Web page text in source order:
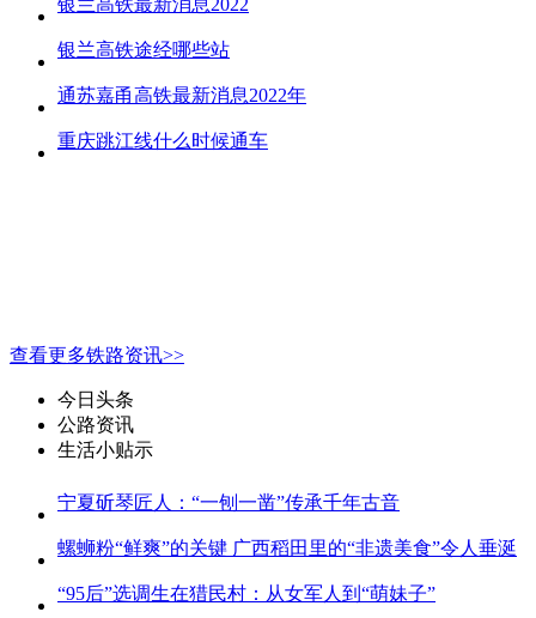
银兰高铁最新消息2022
银兰高铁途经哪些站
通苏嘉甬高铁最新消息2022年
重庆跳江线什么时候通车
查看更多铁路资讯>>
今日头条
公路资讯
生活小贴示
宁夏斫琴匠人：“一刨一凿”传承千年古音
螺蛳粉“鲜爽”的关键 广西稻田里的“非遗美食”令人垂涎
“95后”选调生在猎民村：从女军人到“萌妹子”